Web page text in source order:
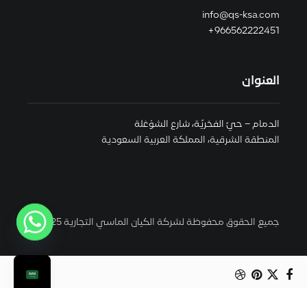
info@qs-ksa.com
966562222451+
العنوان
الدمام – حيّ الفخريّة، شارع الشوْعَلة
المنطقة الشرقية، المملكة العربية السعودية
جميع الحقوق محفوظة لشركة الكيان الماسي التجارية 2025 ©